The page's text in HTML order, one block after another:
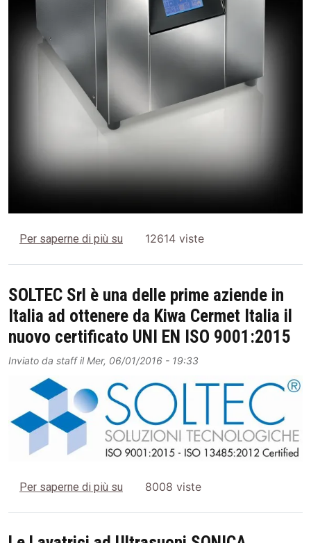
Per saperne di più su Nuovo Firmware Release per la
12614 viste
SOLTEC Srl è una delle prime aziende in
Italia ad ottenere da Kiwa Cermet Italia il
nuovo certificato UNI EN ISO 9001:2015
Inviato da staffilMer, 06/01/2016 - 19:33
Image
Per saperne di più su SOLTEC Srl è una delle prime
8008 viste